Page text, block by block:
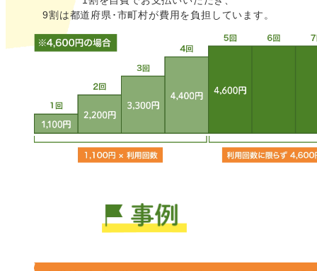
9割は都道府県･市町村が費用を負担しています。